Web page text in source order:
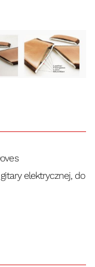
elektrycznej, do